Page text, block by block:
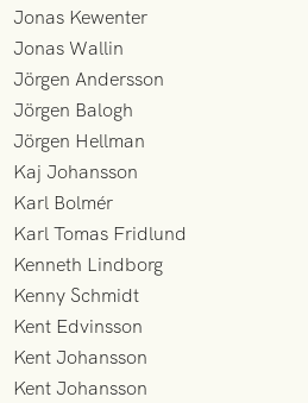
Jonas Kewenter
Jonas Wallin
Jörgen Andersson
Jörgen Balogh
Jörgen Hellman
Kaj Johansson
Karl Bolmér
Karl Tomas Fridlund
Kenneth Lindborg
Kenny Schmidt
Kent Edvinsson
Kent Johansson
Kent Johansson